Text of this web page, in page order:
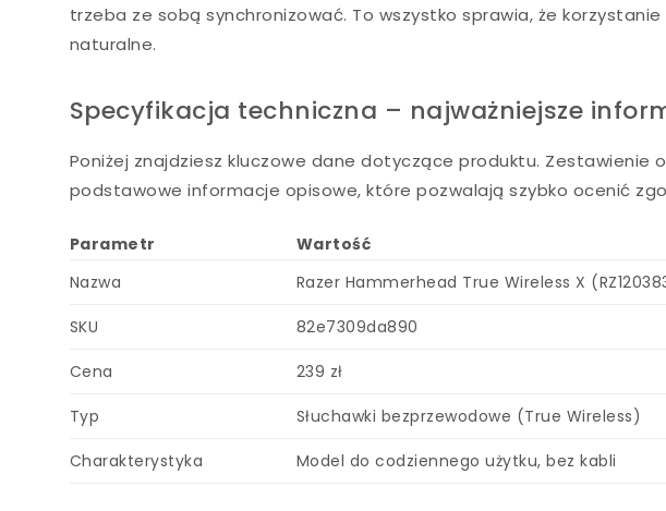
trzeba ze sobą synchronizować. To wszystko sprawia, że
naturalne.
Specyfikacja techniczna – najważniejsze
Poniżej znajdziesz kluczowe dane dotyczące produktu. Zestawienie
podstawowe informacje opisowe, które pozwalają szybko ocenić
Parametr
Wartość
Nazwa
Razer Hammerhead True Wireless X
SKU 82e7309da890
Cena 239 zł
Typ Słuchawki bezprzewodowe (True Wireless)
Charakterystyka Model do codziennego użytku, bez kabli